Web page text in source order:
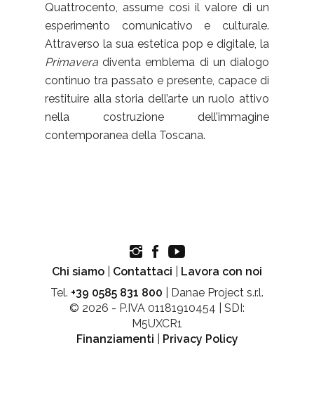
Quattrocento, assume così il valore di un
esperimento comunicativo e culturale.
Attraverso la sua estetica pop e digitale, la
Primavera diventa emblema di un dialogo
continuo tra passato e presente, capace di
restituire alla storia dell’arte un ruolo attivo
nella costruzione dell’immagine
contemporanea della Toscana.
Chi siamo Contattaci
Lavora con noi
Tel. +39 0585 831 800 | Danae Project s.r.l.
© 2026 - P.IVA 01181910454 | SDI:
M5UXCR1
Finanziamenti
Privacy Policy